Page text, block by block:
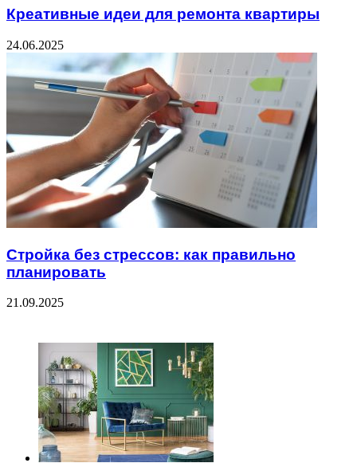
Креативные идеи для ремонта квартиры
24.06.2025
Стройка без стрессов: как правильно
планировать
21.09.2025